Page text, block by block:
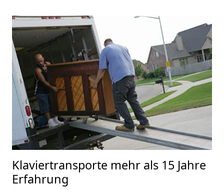
Klaviertransporte mehr als 15 Jahre
Erfahrung